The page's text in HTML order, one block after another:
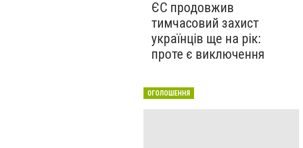
ЄС продовжив
тимчасовий захист
українців ще на рік:
проте є виключення
ОГОЛОШЕННЯ